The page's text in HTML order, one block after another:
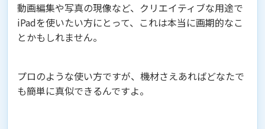
動画編集や写真の現像など、クリエイティブな用途で
iPadを使いたい方にとって、これは本当に画期的なこ
とかもしれません。
プロのような使い方ですが、機材さえあればどなたで
も簡単に真似できるんですよ。